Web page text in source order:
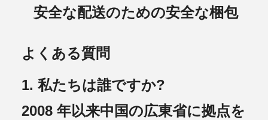
安全な配送のための安全な梱包
よくある質問
1. 私たちは誰ですか?
2008 年以来中国の広東省に拠点を